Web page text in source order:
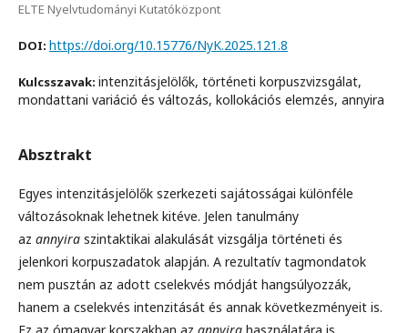
ELTE Nyelvtudományi Kutatóközpont
DOI: https://doi.org/10.15776/NyK.2025.121.8
Kulcsszavak: intenzitásjelölők, történeti korpuszvizsgálat,
mondattani variáció és változás, kollokációs elemzés, annyira
Absztrakt
Egyes intenzitásjelölők szerkezeti sajátosságai különféle
változásoknak lehetnek kitéve. Jelen tanulmány
az annyira szintaktikai alakulását vizsgálja történeti és
jelenkori korpuszadatok alapján. A rezultatív tagmondatok
nem pusztán az adott cselekvés módját hangsúlyozzák,
hanem a cselekvés intenzitását és annak következményeit is.